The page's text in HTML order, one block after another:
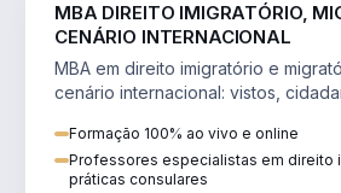
MBA DIREITO IMIGRATÓRIO,
CENÁRIO INTERNACIONAL
MBA em direito imigratório e
cenário internacional: vistos,
Formação 100% ao vivo e online
Professores especialistas em direito
práticas consulares